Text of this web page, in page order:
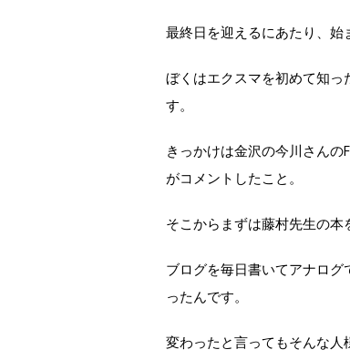
最終日を迎えるにあたり、始
ぼくはエクスマを初めて知っ
す。
きっかけは金沢の今川さんの
がコメントしたこと。
そこからまずは藤村先生の本
ブログを毎日書いてアナログ
ったんです。
変わったと言ってもそんな人